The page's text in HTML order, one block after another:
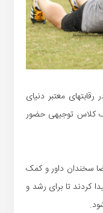
معتبر دنیای
کلاس توجیهی حضور
سخندان داور و کمک
کردند تا برای رشد و